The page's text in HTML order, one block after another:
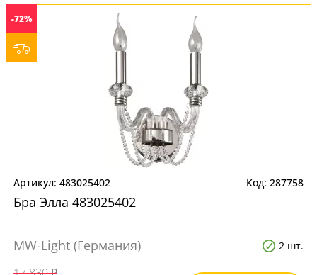
-72%
483025402 287758
Бра Элла 483025402
MW-Light (Германия) 2 шт.